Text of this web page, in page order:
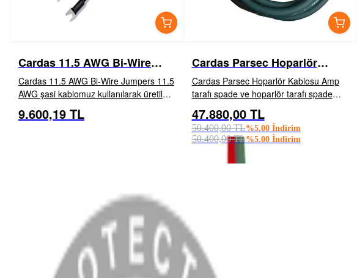
Cardas 11.5 AWG Bi-Wire
Jumpers
Cardas 11.5 AWG Bi-Wire Jumpers 11.5
AWG şasi kablomuz kullanılarak üretilmiş
bi-wire jumper'lar. Uzunluk: 6" / 15.24 cm
İletkenler: Grade 1, %99.9999 saflıkta
9.600,19 TL
İNCELE
Cardas Parsec Hoparlör
Kablosu
Cardas Parsec Hoparlör Kablosu Amp
tarafı spade ve hoparlör tarafı spade
veya banana seçeneği vardır.
Karakteristik özelliklerin mükemmel bir
dengesi. Klasik Cardas or...
47.880,00 TL
50.400,00 TL%5.00İndirim
50.400,00 TL%5.00İndirim
İNCELE
Anasayfa
Hakkımızda
Blog